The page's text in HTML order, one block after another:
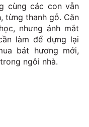
cùng các con vẫn
từng thanh gỗ. Căn
nhưng ánh mắt
làm để dựng lại
bát hương mới,
ngôi nhà.